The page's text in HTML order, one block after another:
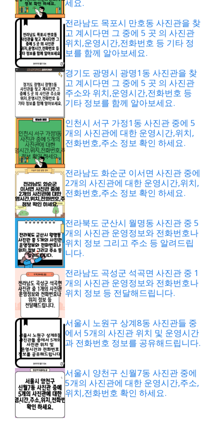
세요.
전라남도 목포시 만호동 사진관을 찾
고 계시다면 그 중에 5 곳 의 사진관
위치,운영시간,전화번호 등 기타 정
보를 함께 알아보세요.
경기도 광명시 광명1동 사진관을 찾
고 계시다면 그 중에 5 곳 의 사진관
주소와 위치,운영시간,전화번호 등
기타 정보를 함께 알아보세요.
인천시 서구 가정1동 사진관 중에 5
개의 사진관에 대한 운영시간,위치,
전화번호,주소 정보 확인 하세요.
전라남도 화순군 이서면 사진관 중에
2개의 사진관에 대한 운영시간,위치,
전화번호,주소 정보 확인 하세요.
전라북도 군산시 월명동 사진관 중 5
개의 사진관 운영정보와 전화번호나
위치 정보 그리고 주소 등 알려드립
니다.
전라남도 곡성군 석곡면 사진관 중 1
개의 사진관 운영정보와 전화번호나
위치 정보 등 전달해드립니다.
서울시 노원구 상계8동 사진관들 중
에서 5개의 사진관 위치 및 운영시간
과 전화번호 정보를 공유해드립니다.
서울시 양천구 신월7동 사진관 중에
5개의 사진관에 대한 운영시간,주소,
위치,전화번호 확인 하세요.